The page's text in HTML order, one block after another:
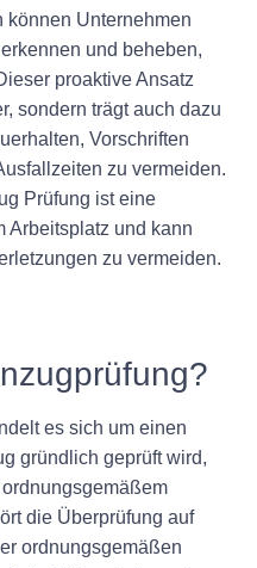
können Unternehmen
und beheben,
proaktive Ansatz
sondern trägt auch dazu
Vorschriften
zu vermeiden.
Prüfung ist eine
Arbeitsplatz und kann
zu vermeiden.
es sich um einen
gründlich geprüft wird,
die Überprüfung auf
ordnungsgemäßen